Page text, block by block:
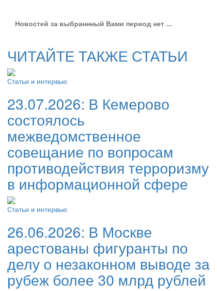
Новостей за выбраннный Вами период нет ...
ЧИТАЙТЕ ТАКЖЕ СТАТЬИ
Статьи и интервью
23.07.2026: В Кемерово
состоялось
межведомственное
совещание по вопросам
противодействия терроризму
в информационной сфере
Статьи и интервью
26.06.2026: В Москве
арестованы фигуранты по
делу о незаконном выводе за
рубеж более 30 млрд рублей